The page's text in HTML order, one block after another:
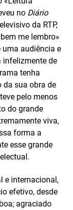
no Diário
da RTP,
me lembro»
uma audiência e
infelizmente de
tenha
da sua obra de
pelo menos
do grande
viva,
forma a
esse grande
e internacional,
efetivo, desde
agraciado